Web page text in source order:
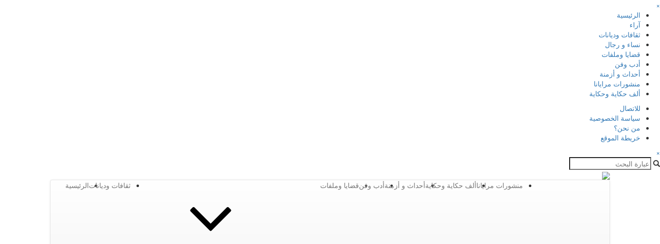
×
الرئيسية
آراء
ثقافات وديانات
نساء و رجال
قضايا وملفات
أدب وفن
أحداث و أزمنة
منشورات مرايانا
ألف حكاية وحكاية
للاتصال
سياسة الخصوصية
من نحن؟
خريطة الموقع
×
الرئيسيةثقافات وديانات قضايا وملفاتأدب وفنأحداث و أزمنةألف حكاية وحكايةمنشورات مرايانا